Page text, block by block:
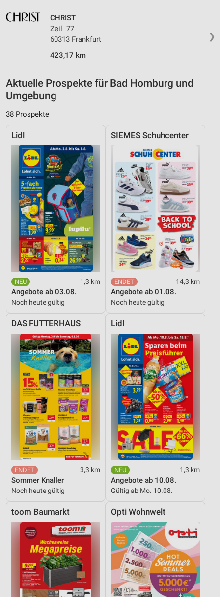
❯
CHRIST
Zeil 77
60313 Frankfurt
423,17 km
Aktuelle Prospekte für Bad Homburg und
Umgebung
38 Prospekte
Lidl
1,3 km
Angebote ab 03.08.
Noch heute gültig
SIEMES Schuhcenter
14,3 km
Angebote ab 01.08.
Noch heute gültig
DAS FUTTERHAUS
3,3 km
Sommer Knaller
Noch heute gültig
Lidl
1,3 km
Angebote ab 10.08.
Gültig ab Mo. 10.08.
toom Baumarkt Opti Wohnwelt